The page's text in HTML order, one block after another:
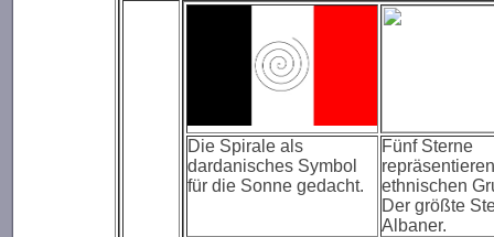
Die Spirale als
dardanisches Symbol
für die Sonne gedacht.
Fünf Sterne
repräsentieren
ethnischen
Der größte
Albaner.